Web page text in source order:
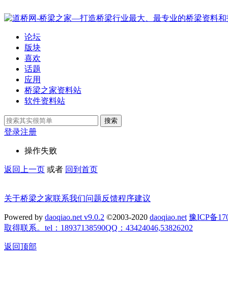
论坛
版块
喜欢
话题
应用
桥梁之家资料站
软件资料站
搜索
登录注册
操作失败
返回上一页 或者 回到首页
关于桥梁之家联系我们问题反馈程序建议
Powered by daoqiao.net v9.0.2 ©2003-2020 daoqiao.net 豫ICP备
取得联系。tel：18937138590QQ：43424046,53826202
返回顶部